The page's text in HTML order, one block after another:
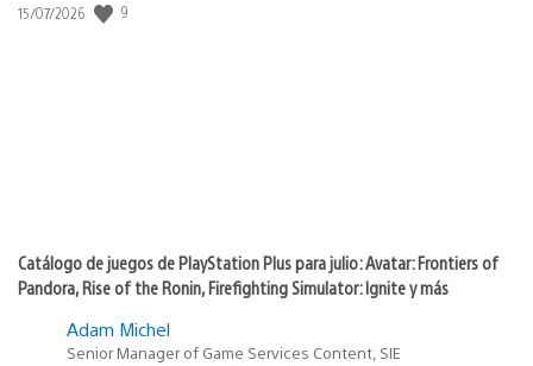
Fecha
15/07/2026 9
Catálogo de juegos de PlayStation Plus para julio: Avatar: Frontiers of
Pandora, Rise of the Ronin, Firefighting Simulator: Ignite y más
Adam Michel
Senior Manager of Game Services Content, SIE